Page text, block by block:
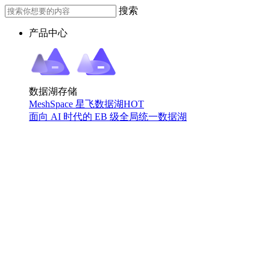
搜索
产品中心
数据湖存储
MeshSpace 星飞数据湖HOT
面向 AI 时代的 EB 级全局统一数据湖